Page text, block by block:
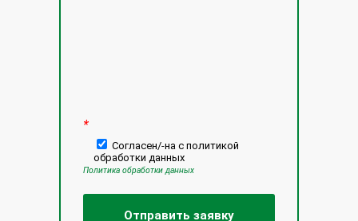
*
Согласен/-на с политикой
обработки данных
Политика обработки данных